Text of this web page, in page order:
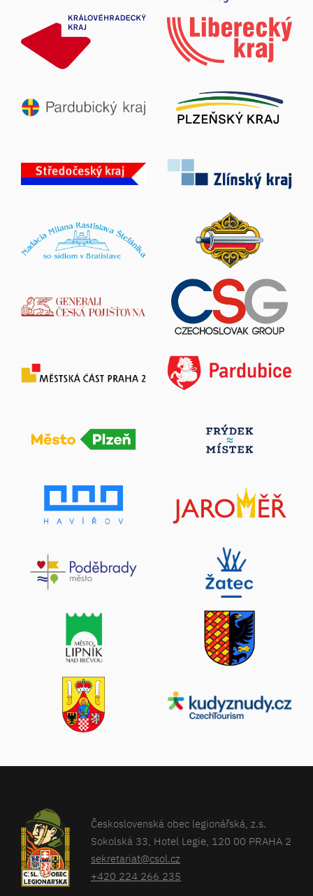
Československá obec legionářská, z.s.
Sokolská 33, Hotel Legie, 120 00 PRAHA 2
sekretariat@csol.cz
+420 224 266 235